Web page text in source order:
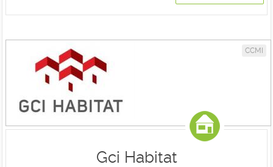
CCMI
Gci Habitat